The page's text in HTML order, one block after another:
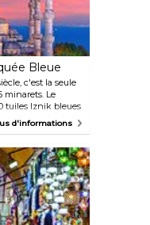
Bleue
c'est la seule
minarets. Le
tuiles Iznik bleues
d'informations